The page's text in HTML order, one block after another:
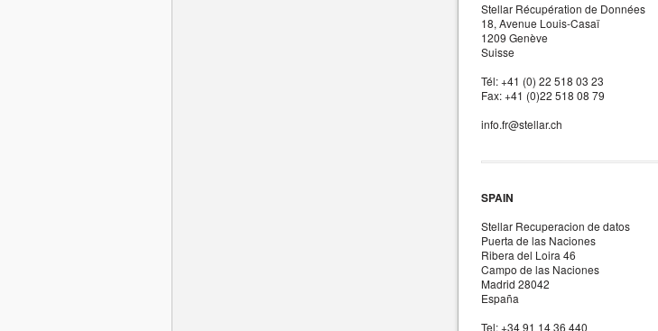
Stellar Récupération de Données
18, Avenue Louis-Casaï
1209 Genève
Suisse
Tél: +41 (0) 22 518 03 23
Fax: +41 (0)22 518 08 79
info.fr@stellar.ch
SPAIN
Stellar Recuperacion de datos
Puerta de las Naciones
Ribera del Loira 46
Campo de las Naciones
Madrid 28042
España
Tel: +34 91 14 36 440